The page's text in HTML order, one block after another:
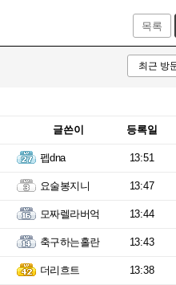
목록
글쓴이 등록일
펩dna 13:51
요술봉지니 13:47
모짜렐라버억 13:44
축구하는홀란 13:43
더리흐트 13:38